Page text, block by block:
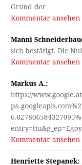
Grund der…
Kommentar
Manni
sich bestätigt. Die
Kommentar
Markus A.:
https://
Kommentar
Henriette Stepanek: